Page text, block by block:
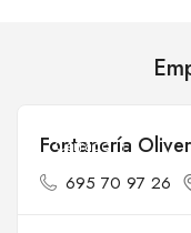
Cerrado
Fontanería Oliver
695 70 97 26